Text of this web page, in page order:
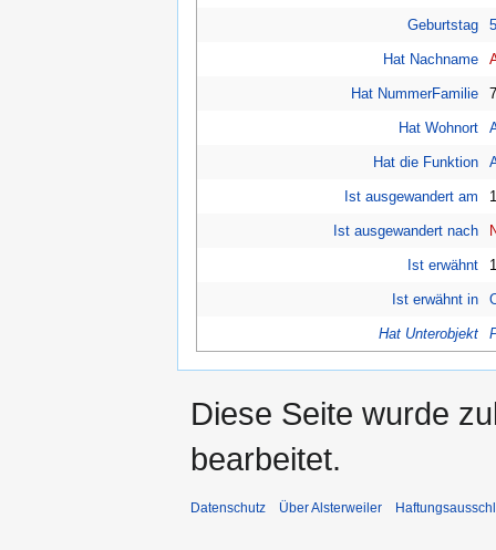
Geburtstag
Hat Nachname
Hat NummerFamilie
Hat Wohnort
Hat die Funktion
Ist ausgewandert am
Ist ausgewandert nach
Ist erwähnt
Ist erwähnt in
Hat Unterobjekt
Diese Seite wurde
bearbeitet.
Datenschutz Über Alsterweiler